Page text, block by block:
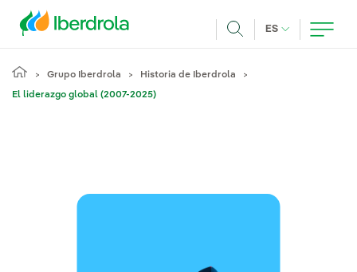
ES IDIOMA
Grupo Iberdrola Historia de Iberdrola
El liderazgo global (2007-2025)